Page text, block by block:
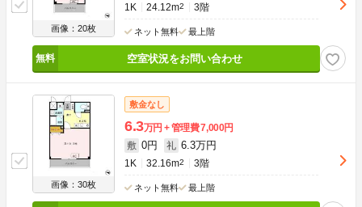
画像：20枚
1K 24.12m2 3階
ネット無料 最上階
空室状況をお問い合わせ
画像：30枚
敷金なし
6.3万円 管理費7,000円
敷 0円 礼 6.3万円
1K 32.16m2 3階
ネット無料 最上階